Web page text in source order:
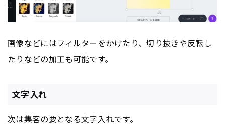
画像などにはフィルターをかけたり、切り抜きや反転し
たりなどの加工も可能です。
文字入れ
次は集客の要となる文字入れです。